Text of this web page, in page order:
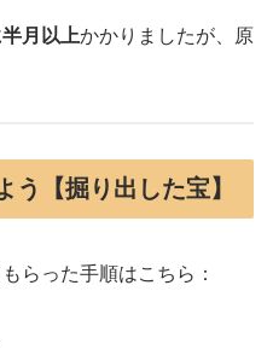
月以上かかりましたが、原
う【掘り出した宝】
らった手順はこちら：